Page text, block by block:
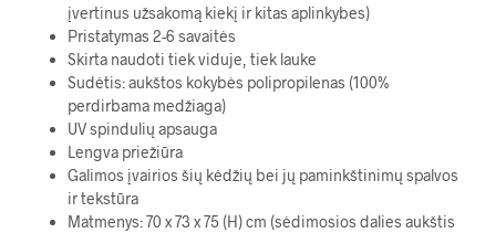
įvertinus užsakomą kiekį ir kitas aplinkybes)
Pristatymas 2-6 savaitės
Skirta naudoti tiek viduje, tiek lauke
Sudėtis: aukštos kokybės polipropilenas (100%
perdirbama medžiaga)
UV spindulių apsauga
Lengva priežiūra
Galimos įvairios šių kėdžių bei jų paminkštinimų spalvos
ir tekstūra
Matmenys: 70 x 73 x 75 (H) cm (sėdimosios dalies aukštis